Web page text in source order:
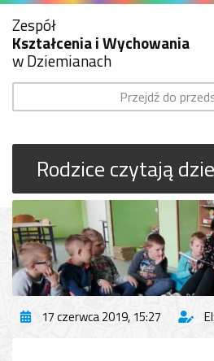
Zespół
Kształcenia i Wychowania
w Dziemianach
Przejdź do
Rodzice czytają
17 czerwca 2019, 15:27